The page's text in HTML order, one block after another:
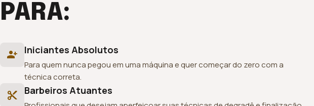
PARA:
person_add Iniciantes Absolutos
Para quem nunca pegou em uma máquina e quer começar do zero com a
técnica correta.
content_cut Barbeiros Atuantes